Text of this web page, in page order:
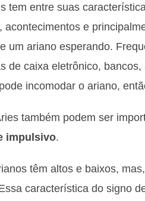
tem entre suas
acontecimentos e
um ariano esperando.
de caixa eletrônico,
incomodar o ariano,
também podem ser
impulsivo.
têm altos e baixos,
característica do signo